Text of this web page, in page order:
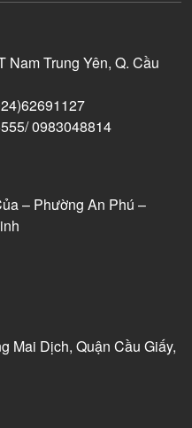
Trung Yên, Q. Cầu
0983048814
– Phường An Phú –
Mai Dịch, Quận Cầu Giấy,